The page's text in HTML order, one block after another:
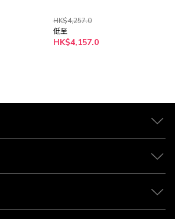
HK$4,257.0
低至
HK$4,157.0